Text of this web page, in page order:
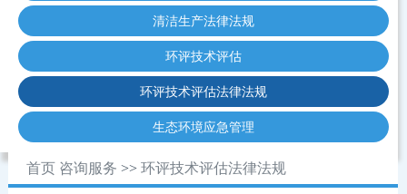
清洁生产法律法规
环评技术评估
环评技术评估法律法规
生态环境应急管理
首页 咨询服务 >> 环评技术评估法律法规